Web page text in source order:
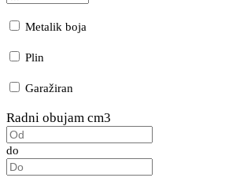
Metalik boja
Plin
Garažiran
Radni obujam cm3
do